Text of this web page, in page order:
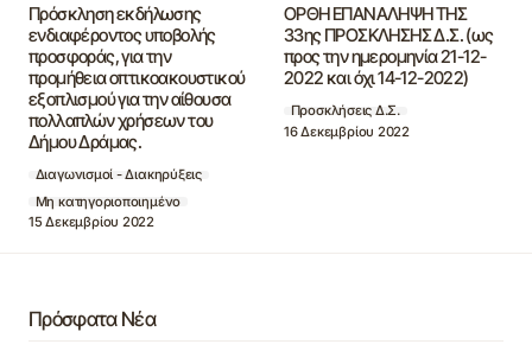
Πρόσκληση εκδήλωσης
ενδιαφέροντος υποβολής
προσφοράς, για την
προμήθεια οπτικοακουστικού
εξοπλισμού για την αίθουσα
πολλαπλών χρήσεων του
Δήμου Δράμας.
Διαγωνισμοί - Διακηρύξεις
Μη κατηγοριοποιημένο
15 Δεκεμβρίου 2022
ΟΡΘΗ ΕΠΑΝΑΛΗΨΗ ΤΗΣ
33ης ΠΡΟΣΚΛΗΣΗΣ Δ.Σ. (ως
προς την ημερομηνία 21-12-
2022 και όχι 14-12-2022)
Προσκλήσεις Δ.Σ.
16 Δεκεμβρίου 2022
Πρόσφατα Νέα